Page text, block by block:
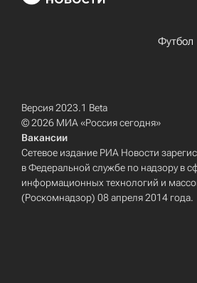
Футбол
Версия 2023.1 Beta
© 2026 МИА «Россия сегодня»
Вакансии
Сетевое издание РИА Новости
в Федеральной службе по надзору в
информационных технологий и
(Роскомнадзор) 08 апреля 2014 года.